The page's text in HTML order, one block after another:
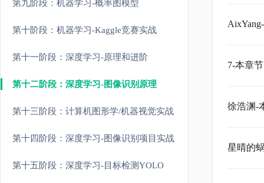
第九阶段：机器学习-概率图模型
第十阶段：机器学习-Kaggle竞赛实战
第十一阶段：深度学习-原理和进阶
第十二阶段：深度学习-图像识别原理
第十三阶段：计算机图形学/机器视觉实战
第十四阶段：深度学习-图像识别项目实战
第十五阶段：深度学习-目标检测YOLO
7-本章
徐浩渊-
星晴的